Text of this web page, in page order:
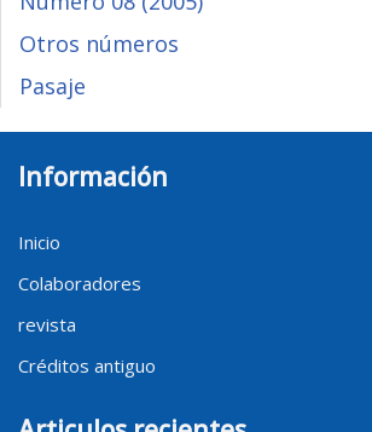
Otros números
Pasaje
Información
Inicio
Colaboradores
revista
Créditos antiguo